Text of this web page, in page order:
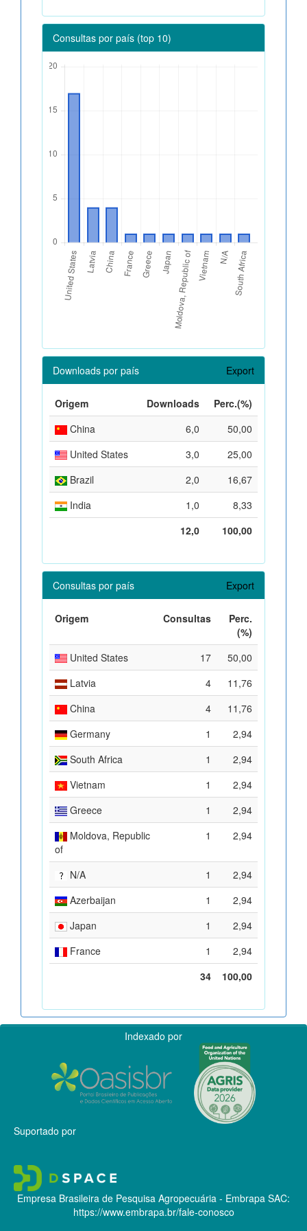
Consultas por país (top 10)
Downloads por país Export
Origem Downloads
Perc.(%)
China
6,0
50,00
United States
3,0
25,00
Brazil
2,0
16,67
India
1,0
8,33
12,0
100,00
Consultas por país Export
Origem Consultas
Perc.
(%)
United States
17
50,00
Latvia
4
11,76
China
4
11,76
Germany
1
2,94
South Africa
1
2,94
Vietnam
1
2,94
Greece
1
2,94
Moldova, Republic
of
1 2,94
N/A 1
2,94
Azerbaijan
1
2,94
Japan
1
2,94
France
1
2,94
34
100,00
Indexado por
Suportado por
Empresa Brasileira de Pesquisa Agropecuária - Embrapa SAC:
https://www.embrapa.br/fale-conosco